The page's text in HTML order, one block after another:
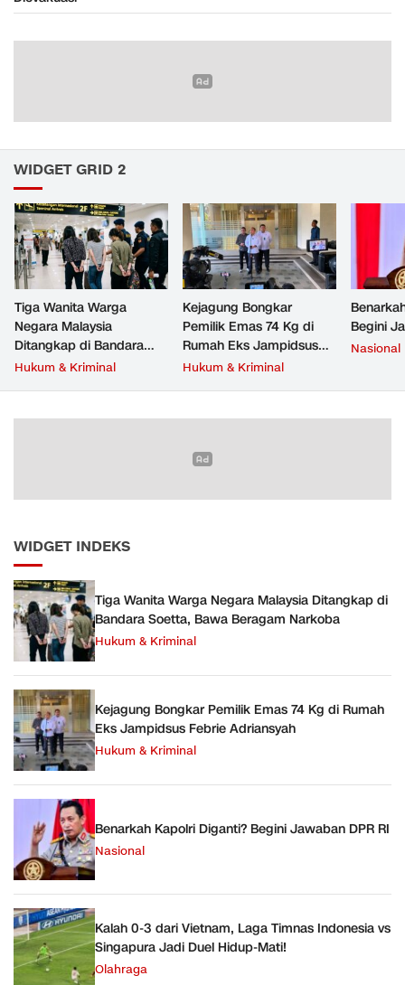
WIDGET GRID 2
Tiga Wanita Warga
Negara Malaysia
Ditangkap di Bandara
Soetta, Bawa Beragam
Hukum & Kriminal
Kejagung Bongkar
Pemilik Emas 74 Kg di
Rumah Eks Jampidsus
Febrie Adriansyah
Hukum & Kriminal
Begini
Nasional
WIDGET INDEKS
Tiga Wanita Warga Negara Malaysia Ditangkap di
Bandara Soetta, Bawa Beragam Narkoba
Hukum & Kriminal
Kejagung Bongkar Pemilik Emas 74 Kg di Rumah
Eks Jampidsus Febrie Adriansyah
Hukum & Kriminal
Benarkah Kapolri Diganti? Begini Jawaban DPR RI
Nasional
Kalah 0-3 dari Vietnam, Laga Timnas Indonesia vs
Singapura Jadi Duel Hidup-Mati!
Olahraga